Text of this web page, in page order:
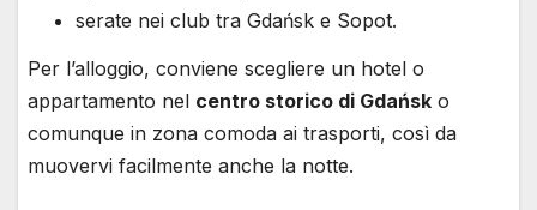
serate nei club tra Gdańsk e Sopot.
Per l’alloggio, conviene scegliere un hotel o
appartamento nel centro storico di Gdańsk o
comunque in zona comoda ai trasporti, così da
muovervi facilmente anche la notte.